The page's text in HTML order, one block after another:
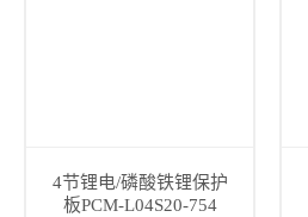
4节锂电/磷酸铁锂保护
板PCM-L04S20-754